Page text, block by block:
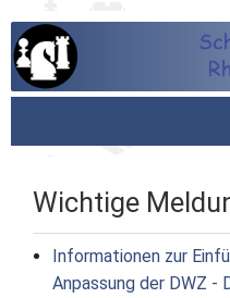
über den SVR
Spielbetrieb
Wichtige
Informationen zur
Anpassung der DWZ -